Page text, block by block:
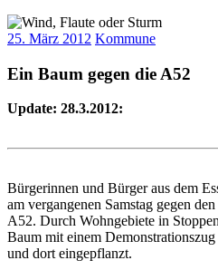
25. März 2012 Kommune
Ein Baum gegen die A52
Update: 28.3.2012:
Bürgerinnen und Bürger aus dem
am vergangenen Samstag gegen
A52. Durch Wohngebiete in
Baum mit einem
und dort eingepflanzt.